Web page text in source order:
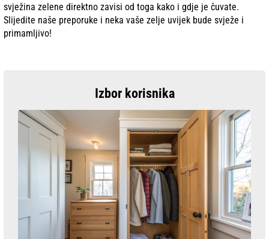
svježina zelene direktno zavisi od toga kako i gdje je čuvate.
Slijedite naše preporuke i neka vaše zelje uvijek bude svježe i
primamljivo!
Izbor korisnika